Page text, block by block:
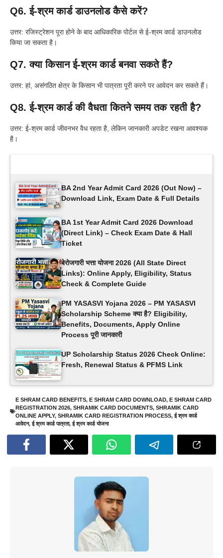
Q6. ई-श्रम कार्ड डाउनलोड कैसे करें?
उत्तर: रजिस्ट्रेशन पूरा होने के बाद आधिकारिक पोर्टल से ई-श्रम कार्ड डाउनलोड
किया जा सकता है।
Q7. क्या किसान ई-श्रम कार्ड बनवा सकते हैं?
उत्तर: हां, असंगठित क्षेत्र के किसान भी पात्रता पूरी करने पर आवेदन कर सकते हैं।
Q8. ई-श्रम कार्ड की वैधता कितने समय तक रहती है?
उत्तर: ई-श्रम कार्ड जीवनभर वैध रहता है, लेकिन जानकारी अपडेट रखना आवश्यक
है।
BA 2nd Year Admit Card 2026 (Out Now) –
Download Link, Exam Date & Full Details
BA 1st Year Admit Card 2026 Download
(Direct Link) – Check Exam Date & Hall
Ticket
बेरोजगारी भत्ता योजना 2026 (All State Direct
Links): Online Apply, Eligibility, Status
Check & Complete Guide
PM YASASVI Yojana 2026 – PM YASASVI
Scholarship Scheme क्या है? Eligibility,
Benefits, Documents, Apply Online
Process पूरी जानकारी
UP Scholarship Status 2026 Check Online:
Fresh, Renewal Status & PFMS Link
E SHRAM CARD BENEFITS, E SHRAM CARD DOWNLOAD, E SHRAM CARD
REGISTRATION 2026, SHRAMIK CARD DOCUMENTS, SHRAMIK CARD
ONLINE APPLY, SHRAMIK CARD REGISTRATION PROCESS,ई श्रम कार्ड
आवेदन,ई श्रम कार्ड पात्रता,ई श्रम कार्ड योजना